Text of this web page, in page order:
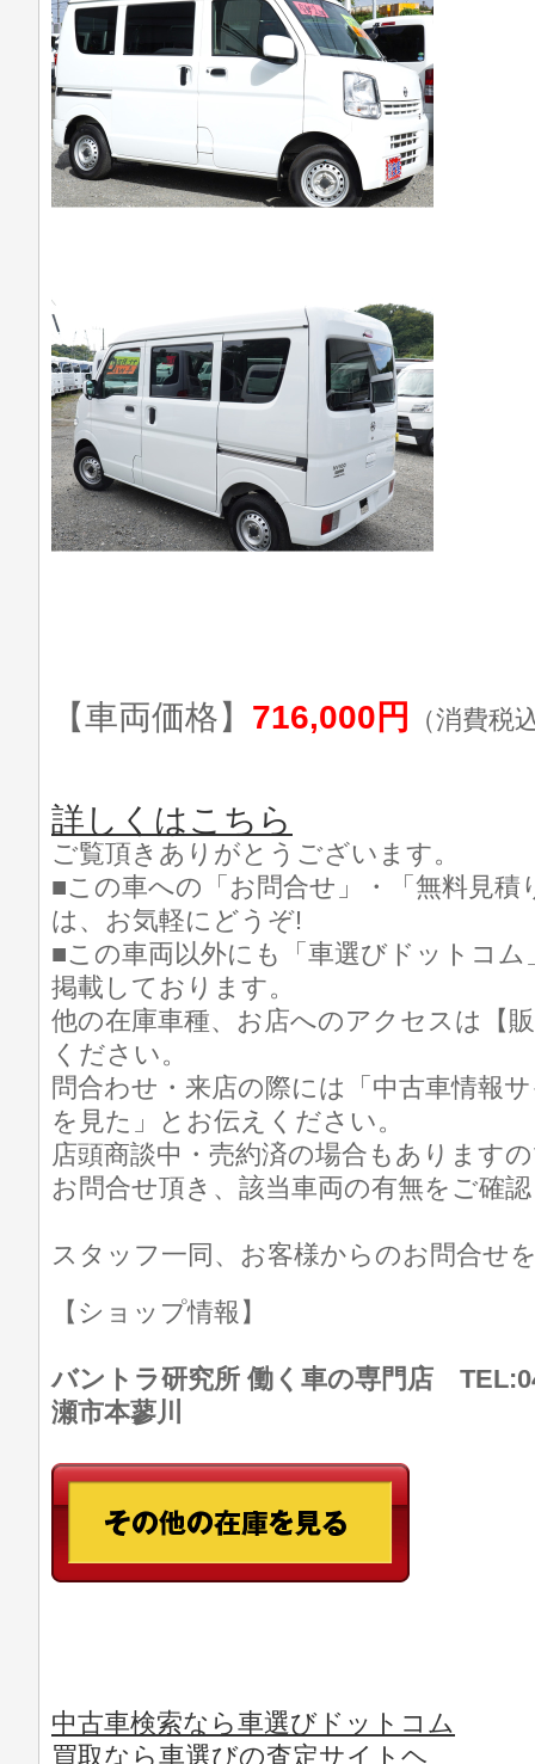
【車両価格】 716,000円 （消費税
詳しくはこちら
ご覧頂きありがとうございます。
■この車への「お問合せ」・「無料見積
は、お気軽にどうぞ!
■この車両以外にも「車選びドットコ
掲載しております。
他の在庫車種、お店へのアクセスは【
ください。
問合わせ・来店の際には「中古車情報
を見た」とお伝えください。
店頭商談中・売約済の場合もあります
お問合せ頂き、該当車両の有無をご確
スタッフ一同、お客様からのお問合せ
【ショップ情報】
バントラ研究所 働く車の専門店
瀬市本蓼川
中古車検索なら車選びドットコム
買取なら車選びの査定サイトヘ